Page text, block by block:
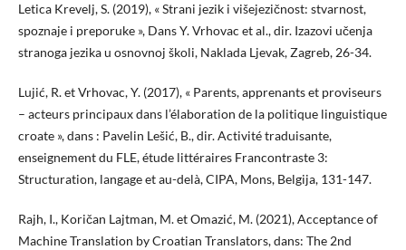
Letica Krevelj, S. (2019), « Strani jezik i višejezičnost: stvarnost,
spoznaje i preporuke », Dans Y. Vrhovac et al., dir. Izazovi učenja
stranoga jezika u osnovnoj školi, Naklada Ljevak, Zagreb, 26-34.
Lujić, R. et Vrhovac, Y. (2017), « Parents, apprenants et proviseurs
– acteurs principaux dans l’élaboration de la politique linguistique
croate », dans : Pavelin Lešić, B., dir. Activité traduisante,
enseignement du FLE, étude littéraires Francontraste 3:
Structuration, langage et au-delà, CIPA, Mons, Belgija, 131-147.
Rajh, I., Koričan Lajtman, M. et Omazić, M. (2021), Acceptance of
Machine Translation by Croatian Translators, dans: The 2nd